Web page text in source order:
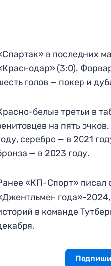
в последних
(3:0).
голов — покер и
белые третьи в
на пять
серебро — в 2021
— в 2023 году.
«КП-Спорт» писал
года»-
в команде